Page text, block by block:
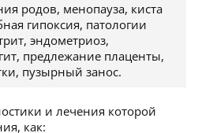
родов, менопауза, киста
гипоксия, патологии
эндометриоз,
предлежание плаценты,
пузырный занос.
и лечения которой
как: